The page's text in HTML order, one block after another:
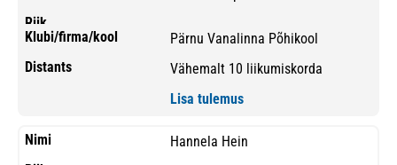
Pärnu Vanalinna Põhikool
Vähemalt 10 liikumiskorda
Lisa tulemus
Hannela Hein